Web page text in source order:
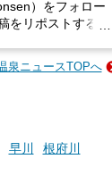
）をフォロー
をリポストする
をプレゼントい
泉ニュースTOPへ
早川
根府川